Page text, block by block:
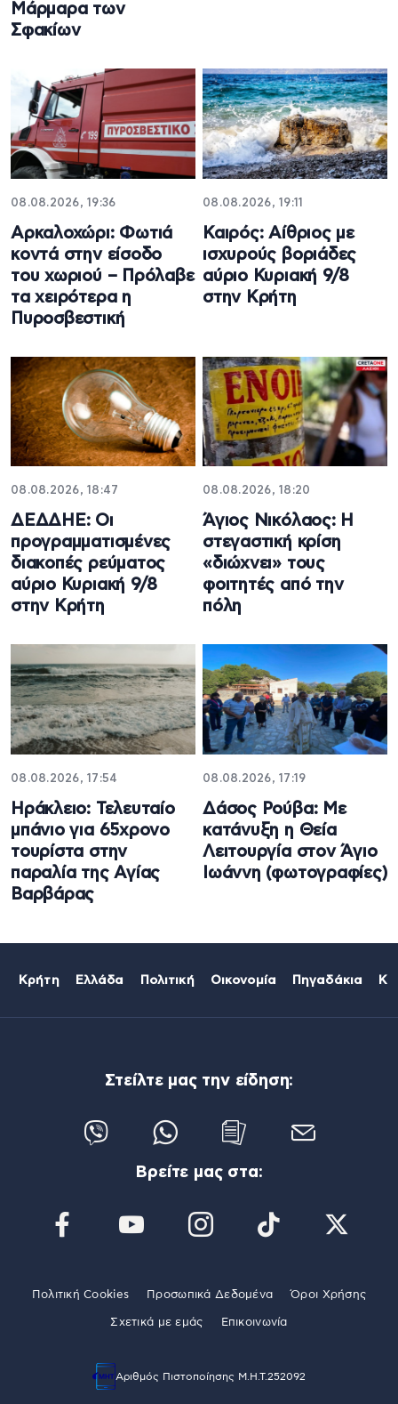
Μάρμαρα των
Σφακίων
08.08.2026, 19:36
Αρκαλοχώρι: Φωτιά
κοντά στην είσοδο
του χωριού – Πρόλαβε
τα χειρότερα η
Πυροσβεστική
08.08.2026, 19:11
Καιρός: Αίθριος με
ισχυρούς βοριάδες
αύριο Κυριακή 9/8
στην Κρήτη
08.08.2026, 18:47
ΔΕΔΔΗΕ: Oι
προγραμματισμένες
διακοπές ρεύματος
αύριο Κυριακή 9/8
στην Κρήτη
08.08.2026, 18:20
Άγιος Νικόλαος: Η
στεγαστική κρίση
«διώχνει» τους
φοιτητές από την
πόλη
08.08.2026, 17:54
Ηράκλειο: Τελευταίο
μπάνιο για 65χρονο
τουρίστα στην
παραλία της Αγίας
Βαρβάρας
08.08.2026, 17:19
Δάσος Ρούβα: Με
κατάνυξη η Θεία
Λειτουργία στον Άγιο
Ιωάννη (φωτογραφίες)
Κρήτη Ελλάδα Πολιτική Οικονομία Πηγαδάκια
Στείλτε μας την είδηση:
Βρείτε μας στα:
Πολιτική Cookies Προσωπικά Δεδομένα Όροι Χρήσης
Σχετικά με εμάς Επικοινωνία
Αριθμός Πιστοποίησης Μ.Η.Τ.252092